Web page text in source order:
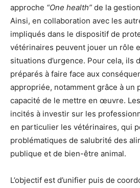
approche “One health” de la
Ainsi, en collaboration avec les
impliqués dans le dispositif de
vétérinaires peuvent jouer un rôle
situations d’urgence. Pour cela, ils
préparés à faire face aux
appropriée, notamment grâce à un
capacité de le mettre en œuvre.
incités à investir sur les
en particulier les vétérinaires, qui
problématiques de salubrité des
publique et de bien-être animal.
L’objectif est d’unifier puis de